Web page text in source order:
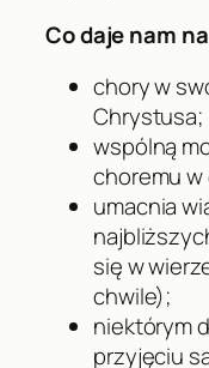
Co daje nam
chory w
Chrystusa;
wspólną
choremu
umacnia
się w
chwile);
niektórym
przyjęciu